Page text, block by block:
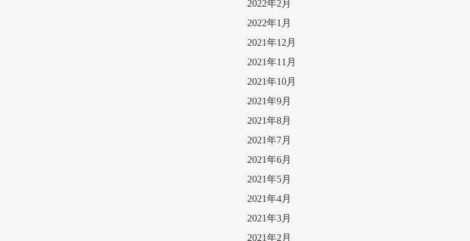
2022年2月
2022年1月
2021年12月
2021年11月
2021年10月
2021年9月
2021年8月
2021年7月
2021年6月
2021年5月
2021年4月
2021年3月
2021年2月